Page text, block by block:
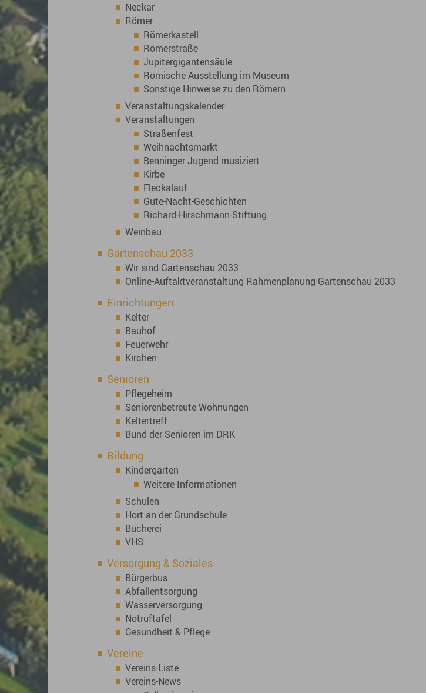
Neckar
Römer
Römerkastell
Römerstraße
Jupitergigantensäule
Römische Ausstellung im Museum
Sonstige Hinweise zu den Römern
Veranstaltungskalender
Veranstaltungen
Straßenfest
Weihnachtsmarkt
Benninger Jugend musiziert
Kirbe
Fleckalauf
Gute-Nacht-Geschichten
Richard-Hirschmann-Stiftung
Weinbau
Gartenschau 2033
Wir sind Gartenschau 2033
Online-Auftaktveranstaltung Rahmenplanung Gartenschau 2033
Einrichtungen
Kelter
Bauhof
Feuerwehr
Kirchen
Senioren
Pflegeheim
Seniorenbetreute Wohnungen
Keltertreff
Bund der Senioren im DRK
Bildung
Kindergärten
Weitere Informationen
Schulen
Hort an der Grundschule
Bücherei
VHS
Versorgung & Soziales
Bürgerbus
Abfallentsorgung
Wasserversorgung
Notruftafel
Gesundheit & Pflege
Vereine
Vereins-Liste
Vereins-News